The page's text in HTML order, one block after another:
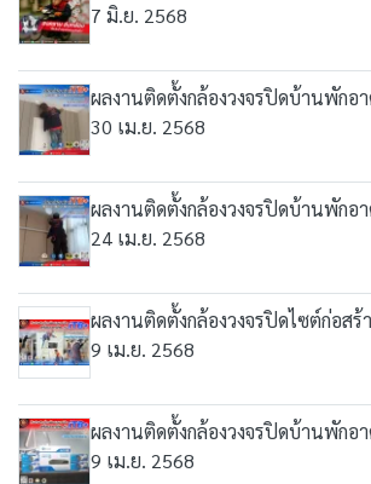
7 มิ.ย. 2568
ผลงานติดตั้งกล้องวงจรปิดบ้านพักอ
30 เม.ย. 2568
ผลงานติดตั้งกล้องวงจรปิดบ้านพักอ
24 เม.ย. 2568
ผลงานติดตั้งกล้องวงจรปิดไซต์ก่อสร้
9 เม.ย. 2568
ผลงานติดตั้งกล้องวงจรปิดบ้านพักอ
9 เม.ย. 2568